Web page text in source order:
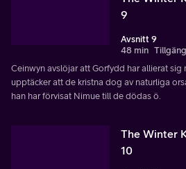
9
Avsnitt 9
48 min
Ceinwyn avslöjar att Gorfydd har allierat sig
upptäcker att de kristna dog av naturliga
han har förvisat Nimue till de dödas ö.
The Winter
10